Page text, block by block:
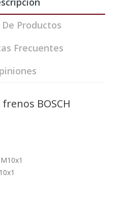
Productos
Frecuentes
BOSCH